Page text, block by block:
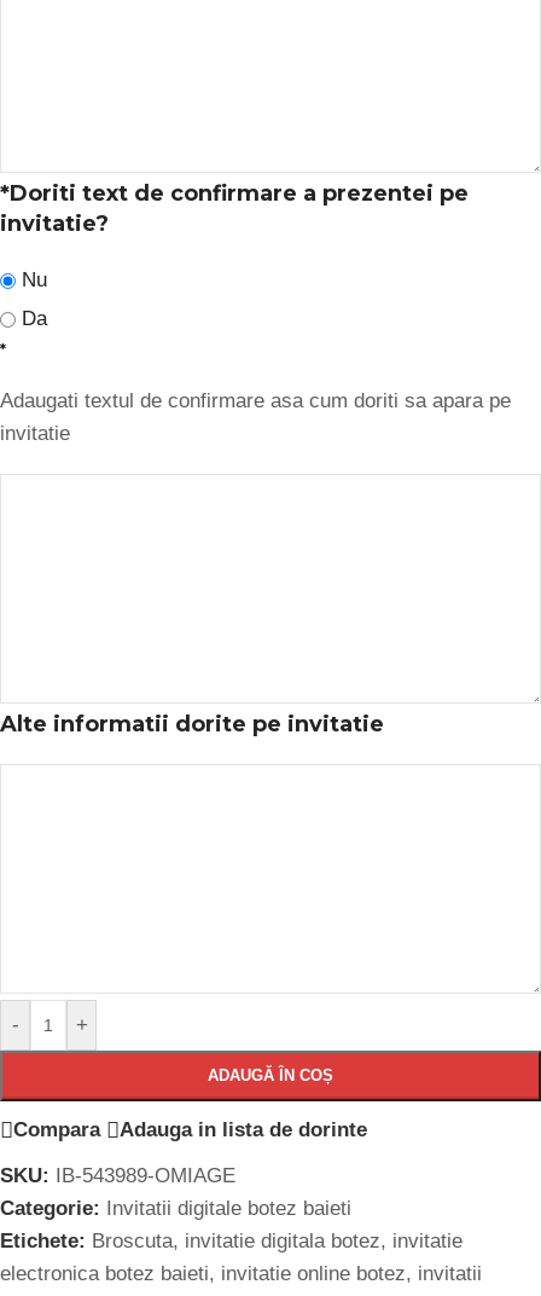
*Doriti text de confirmare a prezentei pe
invitatie?
Nu
Da
*
Adaugati textul de confirmare asa cum doriti sa apara pe
invitatie
Alte informatii dorite pe invitatie
- +
ADAUGĂ ÎN COȘ
Compara
Adauga in lista de dorinte
SKU: IB-543989-OMIAGE
Categorie: Invitatii digitale botez baieti
Etichete: Broscuta, invitatie digitala botez, invitatie
electronica botez baieti, invitatie online botez, invitatii